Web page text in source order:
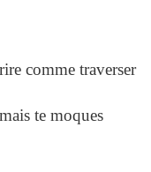
comme traverser
te moques